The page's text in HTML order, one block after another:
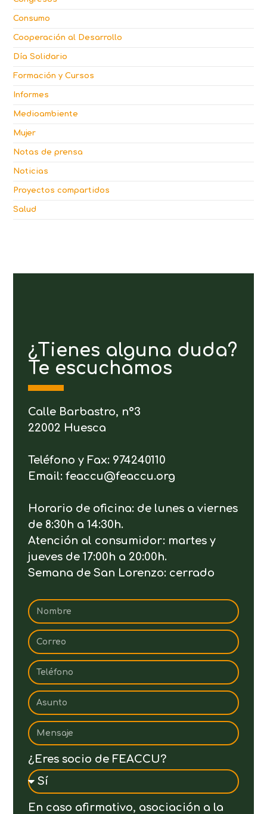
Consumo
Cooperación al Desarrollo
Día Solidario
Formación y Cursos
Informes
Medioambiente
Mujer
Notas de prensa
Noticias
Proyectos compartidos
Salud
¿Tienes alguna duda?
Te escuchamos
Calle Barbastro, nº3
22002 Huesca
Teléfono y Fax: 974240110
Email: feaccu@feaccu.org
Horario de oficina: de lunes a viernes
de 8:30h a 14:30h.
Atención al consumidor: martes y
jueves de 17:00h a 20:00h.
Semana de San Lorenzo: cerrado
¿Eres socio de FEACCU?
En caso afirmativo, asociación a la